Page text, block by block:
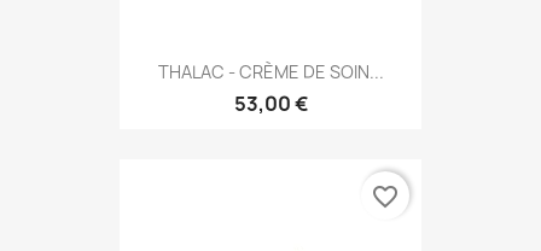
THALAC - CRÈME DE SOIN...
53,00 €
favorite_border